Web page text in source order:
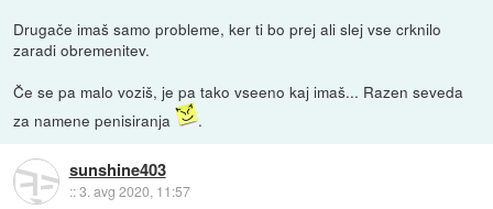
Drugače imaš samo probleme, ker ti bo prej ali slej vse crknilo
zaradi obremenitev.
Če se pa malo voziš, je pa tako vseeno kaj imaš... Razen seveda
za namene penisiranja
.
sunshine403
::3. avg 2020, 11:57